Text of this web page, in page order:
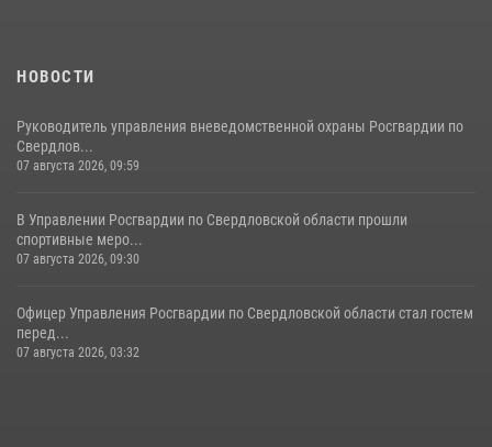
НОВОСТИ
Руководитель управления вневедомственной охраны Росгвардии по
Свердлов...
07 августа 2026, 09:59
В Управлении Росгвардии по Свердловской области прошли
спортивные меро...
07 августа 2026, 09:30
Офицер Управления Росгвардии по Свердловской области стал гостем
перед...
07 августа 2026, 03:32